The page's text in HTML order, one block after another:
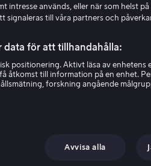
intresse används, eller när som helst
signaleras till våra partners och
data för att tillhandahålla:
positionering. Aktivt läsa av enhetens
åtkomst till information på en enhet.
forskning angående
Avvisa alla